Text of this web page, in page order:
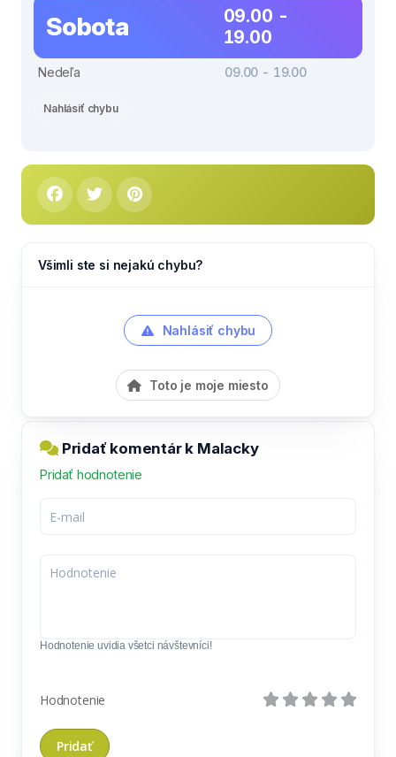
Sobota
09.00 -
19.00
Nedeľa 09.00 - 19.00
Nahlásiť chybu
Všimli ste si nejakú chybu?
Nahlásiť chybu
Toto je moje miesto
Pridať komentár k Malacky
Pridať hodnotenie
Hodnotenie uvidia všetci návštevníci!
Hodnotenie